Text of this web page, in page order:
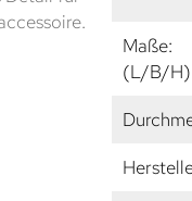
Maße:
(L/B/H)